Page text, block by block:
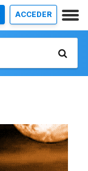
ACCEDER